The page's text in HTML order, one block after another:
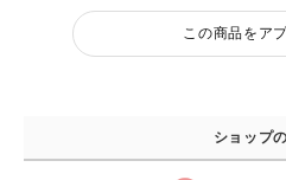
この商品をア
ショップ